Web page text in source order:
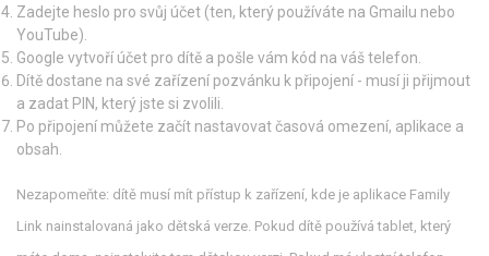
Zadejte heslo pro svůj účet (ten, který používáte na Gmailu nebo
YouTube).
Google vytvoří účet pro dítě a pošle vám kód na váš telefon.
Dítě dostane na své zařízení pozvánku k připojení - musí ji přijmout
a zadat PIN, který jste si zvolili.
Po připojení můžete začít nastavovat časová omezení, aplikace a
obsah.
Nezapomeňte: dítě musí mít přístup k zařízení, kde je aplikace Family
Link nainstalovaná jako dětská verze. Pokud dítě používá tablet, který